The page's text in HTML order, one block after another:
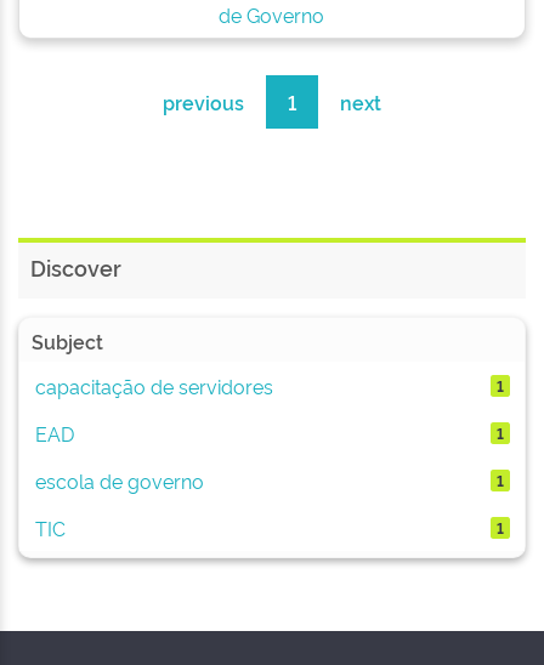
de Governo
previous 1 next
Discover
Subject
capacitação de servidores
1
EAD 1
escola de governo 1
TIC 1